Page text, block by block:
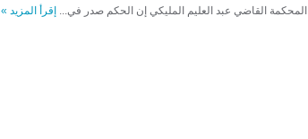
المحكمة القاضي عبد العليم المليكي إن الحكم صدر في... إقرأ المزيد »